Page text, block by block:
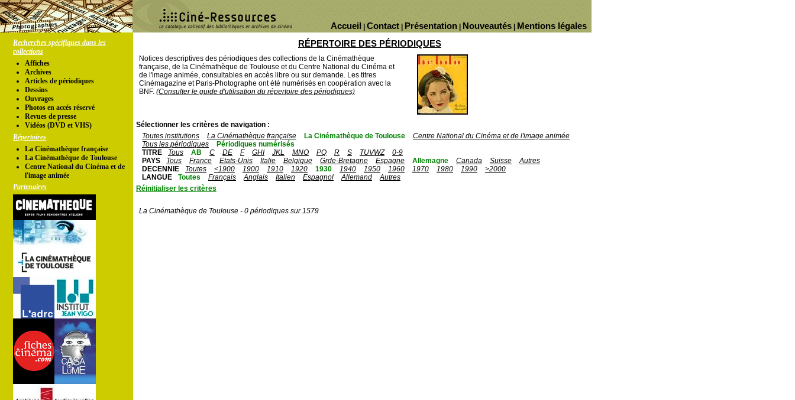
Mentions légales
Nouveautés
Présentation
Contact
Accueil
Recherches spécifiques dans les
collections
Affiches
Archives
Articles de périodiques
Dessins
Ouvrages
Photos en accés réservé
Revues de presse
Vidéos (DVD et VHS)
Répertoires
La Cinémathèque française
La Cinémathèque de Toulouse
Centre National du Cinéma et de
l'image animée
Partenaires
RÉPERTOIRE DES PÉRIODIQUES
Notices descriptives des périodiques des collections de la Cinémathèque
française, de la Cinémathèque de Toulouse et du Centre National du Cinéma et
de l'image animée, consultables en accès libre ou sur demande. Les titres
Cinémagazine et Paris-Photographe ont été numérisés en coopération avec la
BNF. (Consulter le guide d'utilisation du répertoire des périodiques)
Sélectionner les critères de navigation :
Toutes institutions
La Cinémathèque française La Cinémathèque de Toulouse
Centre National du Cinéma et de l'image animée
Tous les périodiques
Périodiques numérisés
TITRE
Tous AB C DE F GHI JKL MNO PQ R S TUVWZ
0-9
PAYS
Tous France Etats-Unis Italie Belgique Grde-Bretagne Espagne Allemagne Canada Suisse
Autres
DECENNIE
Toutes <1900 1900 1910 1920 1930 1940 1950 1960 1970 1980 1990
>2000
LANGUE
Toutes Français Anglais Italien Espagnol Allemand
Autres
Réinitialiser les critères
La Cinémathèque de Toulouse - 0 périodiques sur 1579